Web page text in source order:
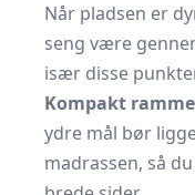
Når pladsen er
seng være
især disse
Kompakt
ydre mål bør
madrassen, så